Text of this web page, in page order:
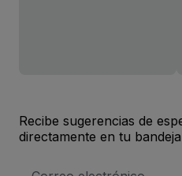
Recibe sugerencias de
directamente en tu